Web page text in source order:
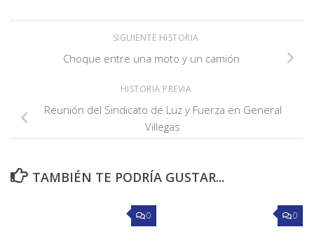
SIGUIENTE HISTORIA
Choque entre una moto y un camión
HISTORIA PREVIA
Reunión del Sindicato de Luz y Fuerza en General
Villegas
TAMBIÉN TE PODRÍA GUSTAR...
0 0